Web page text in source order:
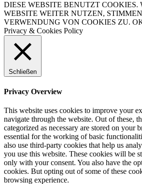
DIESE WEBSITE BENUTZT COOKIES.
WEBSITE WEITER NUTZEN,
VERWENDUNG VON COOKIES ZU.
Privacy & Cookies Policy
Schließen
Privacy Overview
This website uses cookies to improve your
navigate through the website. Out of these,
categorized as necessary are stored on your
essential for the working of basic
also use third-party cookies that help us
you use this website. These cookies will be
only with your consent. You also have the
cookies. But opting out of some of these
browsing experience.